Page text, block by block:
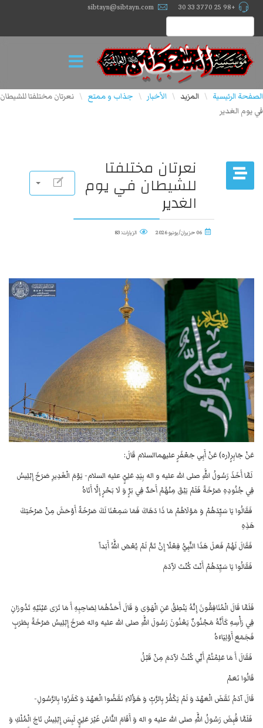
+98 25 3770 33 30
sibtayn@sibtayn.com
الصفحة الرئيسية \ المزيد \ الأخبار \ جذاب و ممتع \ نعرتان مختلفتا للشيطان
في يوم الغدير
نعرتان مختلفتا
للشيطان في يوم
الغدير
06 حزيران/يونيو 2026 الزيارات: 83
عَنْ جَابِرٍ(ره) عَنْ أَبِي جَعْفَرٍ عليهماالسلام قَالَ:
لَمَّا أَخَذَ رَسُولُ اللَّهِ صلى الله عليه و اله بِيَدِ عَلِيٍّ عليه السلام- يَوْمَ الْغَدِيرِ صَرَخَ إِبْلِيسُ
فِي جُنُودِهِ صَرْخَةً فَلَمْ يَبْقَ مِنْهُمْ أَحَدٌ فِي بَرٍّ وَ لَا بَحْرٍ إِلَّا أَتَاهُ
فَقَالُوا يَا سَيِّدَهُمْ وَ مَوْلَاهُمْ‌ مَا ذَا دَهَاكَ فَمَا سَمِعْنَا لَكَ صَرْخَةً أَوْحَشَ مِنْ صَرْخَتِكَ
هَذِهِ
فَقَالَ لَهُمْ فَعَلَ هَذَا النَّبِيُّ فِعْلًا إِنْ تَمَّ لَمْ يُعْصَ اللَّهُ أَبَداً
فَقَالُوا يَا سَيِّدَهُمْ أَنْتَ كُنْتَ لآِدَمَ
فَلَمَّا قَالَ الْمُنَافِقُونَ إِنَّهُ يَنْطِقُ عَنِ الْهَوَى وَ قَالَ أَحَدُهُمَا لِصَاحِبِهِ أَ مَا تَرَى عَيْنَيْهِ تَدُورَانِ
فِي رَأْسِهِ كَأَنَّهُ مَجْنُونٌ يَعْنُونَ رَسُولَ اللَّهِ صلى الله عليه واله صَرَخَ إِبْلِيسُ صَرْخَةً بِطَرَبٍ
فَجَمَعَ أَوْلِيَاءَهُ
فَقَالَ أَ مَا عَلِمْتُمْ أَنِّي كُنْتُ لآِدَمَ مِنْ قَبْلُ
قَالُوا نَعَمْ
قَالَ آدَمُ نَقَضَ الْعَهْدَ وَ لَمْ يَكْفُرْ بِالرَّبِّ وَ هَؤُلَاءِ نَقَضُوا الْعَهْدَ وَ كَفَرُوا بِالرَّسُولِ-
فَلَمَّا قُبِضَ رَسُولُ اللَّهِ صلى الله عليه و اله وَ أَقَامَ النَّاسُ غَيْرَ عَلِيٍّ لَبِسَ إِبْلِيسُ تَاجَ الْمُلْكِ وَ